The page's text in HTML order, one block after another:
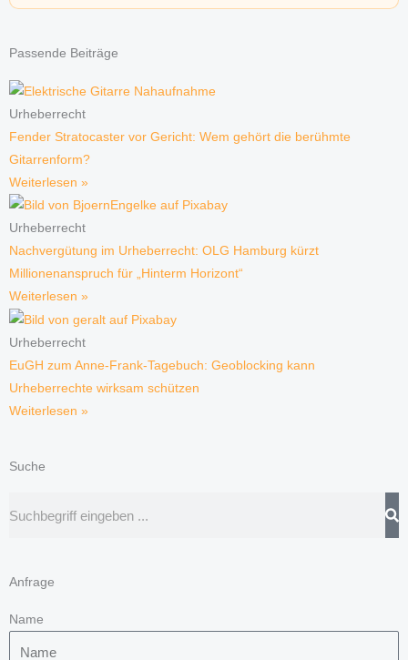
Passende Beiträge
Urheberrecht
Fender Stratocaster vor Gericht: Wem gehört die berühmte
Gitarrenform?
Weiterlesen »
Urheberrecht
Nachvergütung im Urheberrecht: OLG Hamburg kürzt
Millionenanspruch für „Hinterm Horizont“
Weiterlesen »
Urheberrecht
EuGH zum Anne-Frank-Tagebuch: Geoblocking kann
Urheberrechte wirksam schützen
Weiterlesen »
Suche
Anfrage
Name